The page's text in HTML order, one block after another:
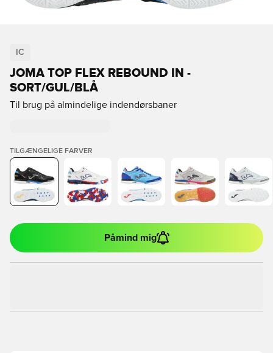
IC
JOMA TOP FLEX REBOUND IN -
SORT/GUL/BLÅ
Til brug på almindelige indendørsbaner
TILGÆNGELIGE FARVER
Påmind mig